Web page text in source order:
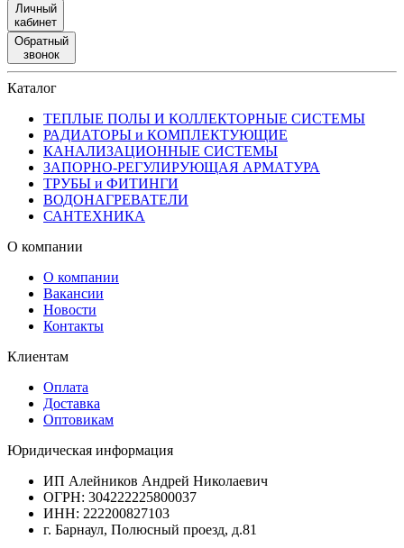
Личный
кабинет
Обратный
звонок
Каталог
ТЕПЛЫЕ ПОЛЫ И КОЛЛЕКТОРНЫЕ СИСТЕМЫ
РАДИАТОРЫ и КОМПЛЕКТУЮЩИЕ
КАНАЛИЗАЦИОННЫЕ СИСТЕМЫ
ЗАПОРНО-РЕГУЛИРУЮЩАЯ АРМАТУРА
ТРУБЫ и ФИТИНГИ
ВОДОНАГРЕВАТЕЛИ
САНТЕХНИКА
О компании
О компании
Вакансии
Новости
Контакты
Клиентам
Оплата
Доставка
Оптовикам
Юридическая информация
ИП Алейников Андрей Николаевич
ОГРН: 304222225800037
ИНН: 222200827103
г. Барнаул, Полюсный проезд, д.81